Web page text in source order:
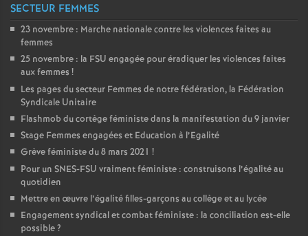
SECTEUR FEMMES
23 novembre : Marche nationale contre les violences faites au
femmes
25 novembre : la FSU engagée pour éradiquer les violences faites
aux femmes !
Les pages du secteur Femmes de notre fédération, la Fédération
Syndicale Unitaire
Flashmob du cortège féministe dans la manifestation du 9 janvier
Stage Femmes engagées et Education à l’Egalité
Grève féministe du 8 mars 2021 !
Pour un SNES-FSU vraiment féministe : construisons l’égalité au
quotidien
Mettre en œuvre l’égalité filles-garçons au collège et au lycée
Engagement syndical et combat féministe : la conciliation est-elle
possible?